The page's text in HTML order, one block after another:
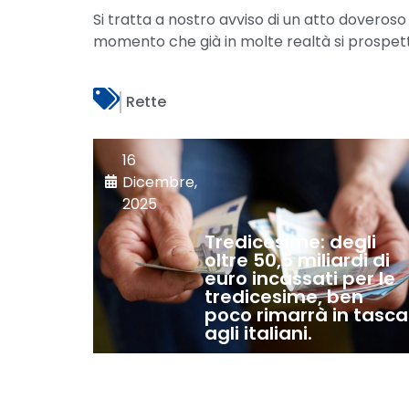
Si tratta a nostro avviso di un atto
momento che già in molte realtà si
Rette
16
Dicembre,
2025
Tredicesime: degli
oltre 50,5 miliardi di
euro incassati per le
tredicesime, ben
poco rimarrà in tasca
agli italiani.